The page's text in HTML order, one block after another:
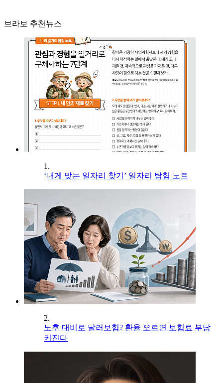
브라보 추천뉴스
1.
‘내게 맞는 일자리 찾기’ 일자리 탐험 노트
2.
노후 대비로 달러보험? 환율 오르면 보험료 부담
커진다